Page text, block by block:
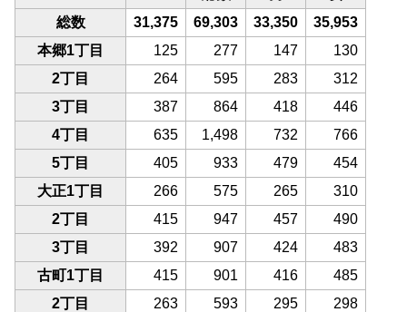
総数
31,375 69,303 33,350
35,953
本郷1丁目
125 277 147
130
2丁目
264 595 283
312
3丁目
387 864 418
446
4丁目
635 1,498 732
766
5丁目
405 933 479
454
大正1丁目
266 575 265
310
2丁目
415 947 457
490
3丁目
392 907 424
483
古町1丁目
415 901 416
485
2丁目
263 593 295
298